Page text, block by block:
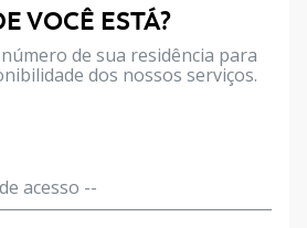
VOCÊ ESTÁ?
de sua residência para
dos nossos serviços.